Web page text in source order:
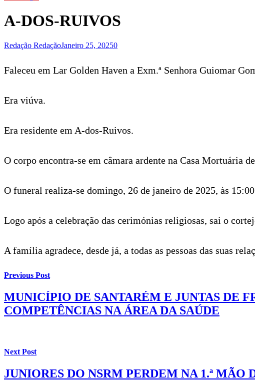
A-DOS-RUIVOS
Redação RedaçãoJaneiro 25, 20250
Faleceu em Lar Golden Haven a Exm.ª Senhora Guiomar
Era viúva.
Era residente em A-dos-Ruivos.
O corpo encontra-se em câmara ardente na Casa Mortuária
O funeral realiza-se domingo, 26 de janeiro de 2025, às
Logo após a celebração das cerimónias religiosas, sai o
A família agradece, desde já, a todas as pessoas das suas
Previous Post
MUNICÍPIO DE SANTARÉM E JUNTAS DE
COMPETÊNCIAS NA ÁREA DA SAÚDE
Next Post
JUNIORES DO NSRM PERDEM NA 1.ª